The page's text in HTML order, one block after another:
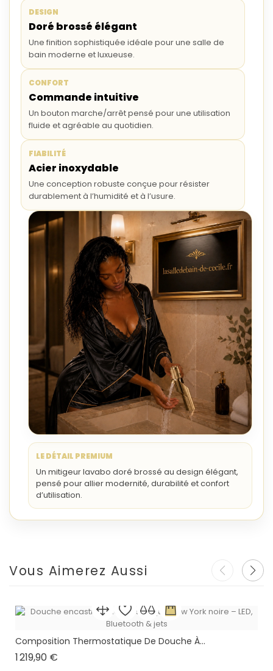
DESIGN
Doré brossé élégant
Une finition sophistiquée idéale pour une salle de
bain moderne et luxueuse.
CONFORT
Commande intuitive
Un bouton marche/arrêt pensé pour une utilisation
fluide et agréable au quotidien.
FIABILITÉ
Acier inoxydable
Une conception robuste conçue pour résister
durablement à l’humidité et à l’usure.
LE DÉTAIL PREMIUM
Un mitigeur lavabo doré brossé au design élégant,
pensé pour allier modernité, durabilité et confort
d’utilisation.
Vous Aimerez Aussi
Composition Thermostatique De Douche À...
1 219,90 €